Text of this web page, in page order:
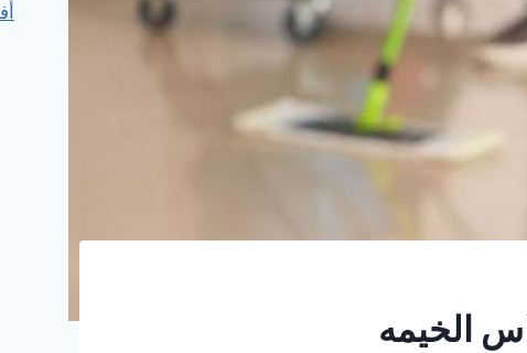
الخيمه